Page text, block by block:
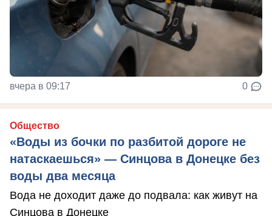
вчера в 09:17 0
Общество
«Воды из бочки по разбитой дороге не
натаскаешься» — Синцова в Донецке без
воды два месяца
Вода не доходит даже до подвала: как живут на
Синцова в Донецке